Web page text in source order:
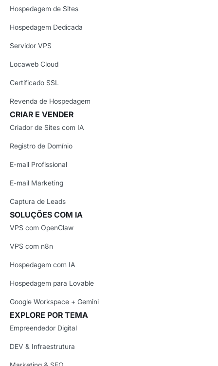
Hospedagem de Sites
Hospedagem Dedicada
Servidor VPS
Locaweb Cloud
Certificado SSL
Revenda de Hospedagem
CRIAR E VENDER
Criador de Sites com IA
Registro de Domínio
E-mail Profissional
E-mail Marketing
Captura de Leads
SOLUÇÕES COM IA
VPS com OpenClaw
VPS com n8n
Hospedagem com IA
Hospedagem para Lovable
Google Workspace + Gemini
EXPLORE POR TEMA
Empreendedor Digital
DEV & Infraestrutura